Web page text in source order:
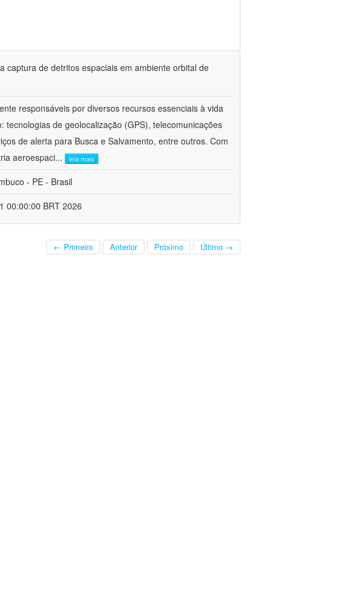
captura de detritos espaciais em ambiente orbital de
responsáveis por diversos recursos essenciais à vida
de geolocalização (GPS), telecomunicações
de alerta para Busca e Salvamento, entre outros. Com
aeroespaci... leia mais
- PE - Brasil
00:00:00 BRT 2026
← Primeiro Anterior Próximo Último →